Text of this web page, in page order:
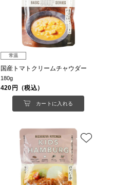
常温
国産トマトクリームチャウダー
180g
420円（税込）
カートに入れる